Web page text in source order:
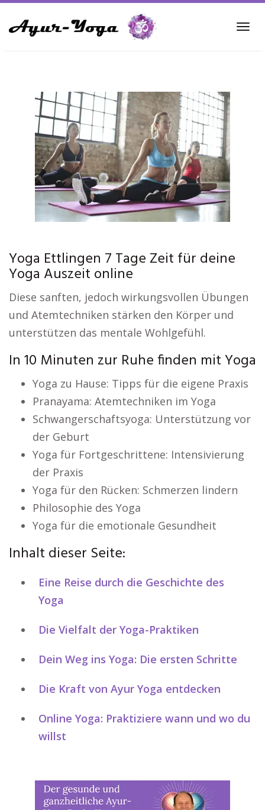
to
Yoga Ettlingen 7 Tage Zeit für deine
Yoga Auszeit online
Diese sanften, jedoch wirkungsvollen Übungen
und Atemtechniken stärken den Körper und
unterstützen das mentale Wohlgefühl.
In 10 Minuten zur Ruhe finden mit Yoga
Yoga zu Hause: Tipps für die eigene Praxis
Pranayama: Atemtechniken im Yoga
Schwangerschaftsyoga: Unterstützung vor
der Geburt
Yoga für Fortgeschrittene: Intensivierung
der Praxis
Yoga für den Rücken: Schmerzen lindern
Philosophie des Yoga
Yoga für die emotionale Gesundheit
Inhalt dieser Seite:
Eine Reise durch die Geschichte des
Yoga
Die Vielfalt der Yoga-Praktiken
Dein Weg ins Yoga: Die ersten Schritte
Die Kraft von Ayur Yoga entdecken
Online Yoga: Praktiziere wann und wo du
willst